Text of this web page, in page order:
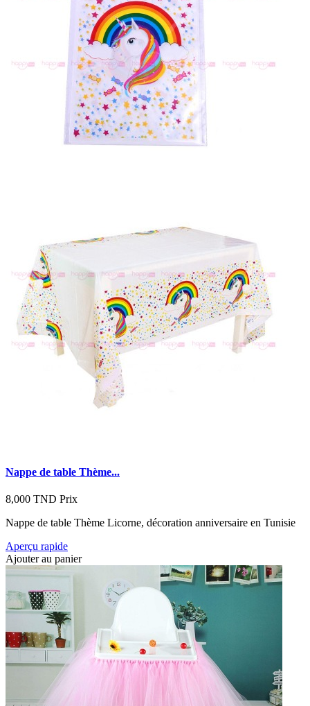
Nappe de table Thème...
8,000 TND Prix
Nappe de table Thème Licorne, décoration anniversaire en Tunisie
Aperçu rapide
Ajouter au panier